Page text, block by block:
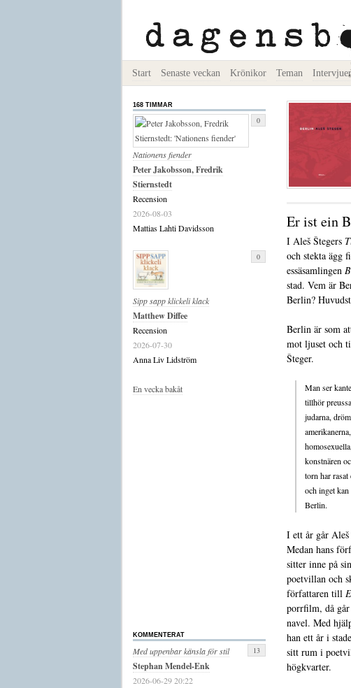
Start Senaste veckan Krönikor Teman Intervjuer
Er ist ein
I Aleš Štegers
och stekta ägg
essäsamlingen
stad. Vem är
Berlin?
Berlin är som
mot ljuset och
Šteger.
Man ser
tillhör
judarna,
konstnären
torn har
och inget
Berlin.
I ett år går
Medan hans
sitter inne på
poetvillan och
författaren till
porrfilm, då
navel. Med
han ett år i
sitt rum i
högkvarter.
168 TIMMAR
Nationens fiender
Peter Jakobsson, Fredrik
Stiernstedt
Recension
2026-08-03
Mattias Lahti Davidsson
0
Sipp sapp klickeli klack
Matthew Diffee
Recension
2026-07-30
Anna Liv Lidström
0
En vecka bakåt
KOMMENTERAT
Med uppenbar känsla för stil
Stephan Mendel-Enk
2026-06-29 20:22
13